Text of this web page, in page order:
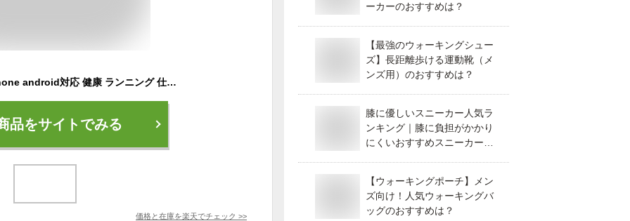
スマートウォッチ iphone android対応 健康 ランニング 仕事 アウトドア メンズ レディース 腕時計 男女兼用 シリコン ラバー 多機能 デジタル 音楽再生 心拍 黒 ブラック 青 ブルー グレー ommix オムミックス WW19042S
品をサイトでみる
価格と在庫を楽天でチェック >>
ーカーのおすすめは？
【最強のウォーキングシュー
ズ】長距離歩ける運動靴（メ
ンズ用）のおすすめは？
膝に優しいスニーカー人気ラ
ンキング｜膝に負担がかかり
にくいおすすめスニーカーを
【ウォーキングポーチ】メン
ズ向け！人気ウォーキングバ
ッグのおすすめは？